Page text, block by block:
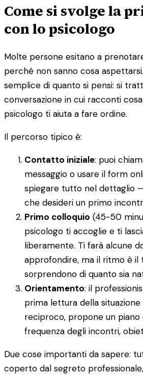
Come si svolge la
con lo psicologo
Molte persone esitano a
perché non sanno cosa
semplice di quanto si pensi: si
conversazione in cui racconti
psicologo ti aiuta a fare ordine.
Il percorso tipico è:
Contatto iniziale: puoi
messaggio o usare il form
spiegare tutto nel dettaglio
che desideri un primo
Primo colloquio (45-50
psicologo ti accoglie e ti
liberamente. Ti farà alcune
approfondire, ma il ritmo è il
sorprendono di quanto sia
Orientamento: il
prima lettura della
reciproco, propone un
frequenza degli incontri,
Due cose importanti da sapere:
coperto dal segreto